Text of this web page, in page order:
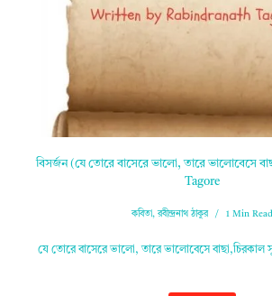
বিসর্জন (যে তোরে বাসেরে ভালো, তারে ভালোবেসে
Tagore
কবিতা,রবীন্দ্রনাথ ঠাকুর 1 Min Read
যে তোরে বাসেরে ভালো, তারে ভালোবেসে